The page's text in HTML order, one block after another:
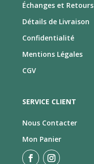
Échanges et Retours
Détails de Livraison
Confidentialité
Mentions Légales
CGV
SERVICE CLIENT
Nous Contacter
Mon Panier